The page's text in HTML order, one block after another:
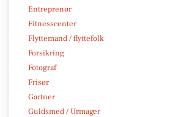
Entreprenør
Fitnesscenter
Flyttemand / flyttefolk
Forsikring
Fotograf
Frisør
Gartner
Guldsmed / Urmager